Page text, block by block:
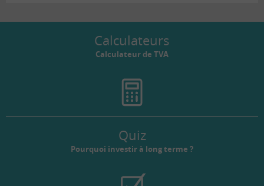
Calculateurs
Calculateur de TVA
Quiz
Pourquoi investir à long terme ?